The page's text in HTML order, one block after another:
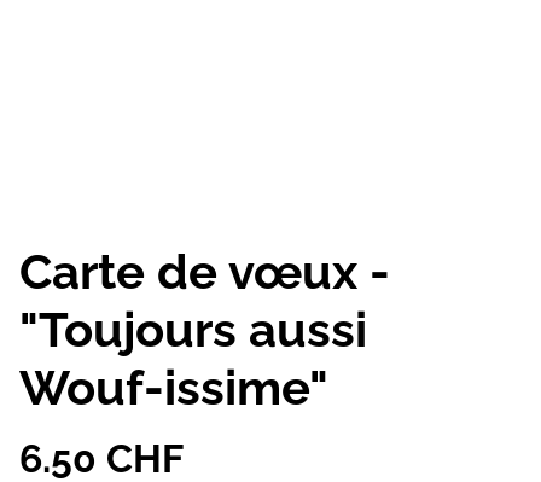
Carte de vœux -
"Toujours aussi
Wouf-issime"
6.50 CHF